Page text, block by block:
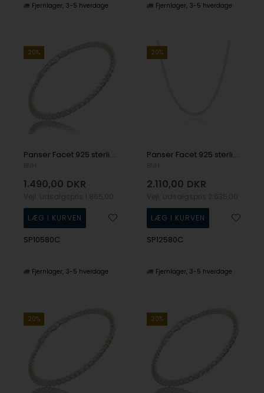
Fjernlager 3-5 hverdage Fjernlager 3-5 hverdage
20%
Panser Facet 925 sterling sølv halskæde, 80 cm og tråd 1,05 mm / bredde 3,8 mm
1.490,00 DKR
SP10580C
Fjernlager 3-5 hverdage
20%
Panser Facet 925 sterling sølv halskæde, 80 cm og tråd 1,25 mm / bredde 4,6 mm
2.110,00 DKR
SP12580C
Fjernlager 3-5 hverdage
20% 20%